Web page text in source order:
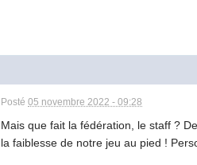
Posté05 novembre 2022 - 09:28
Mais que fait la fédération, le staff ?
la faiblesse de notre jeu au pied !